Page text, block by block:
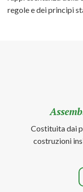
regole e dei principi
Costituita dai
costruzioni